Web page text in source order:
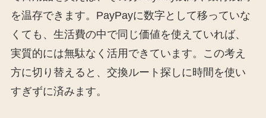
を温存できます。PayPayに数字として移っていな
くても、生活費の中で同じ価値を使えていれば、
実質的には無駄なく活用できています。この考え
方に切り替えると、交換ルート探しに時間を使い
すぎずに済みます。